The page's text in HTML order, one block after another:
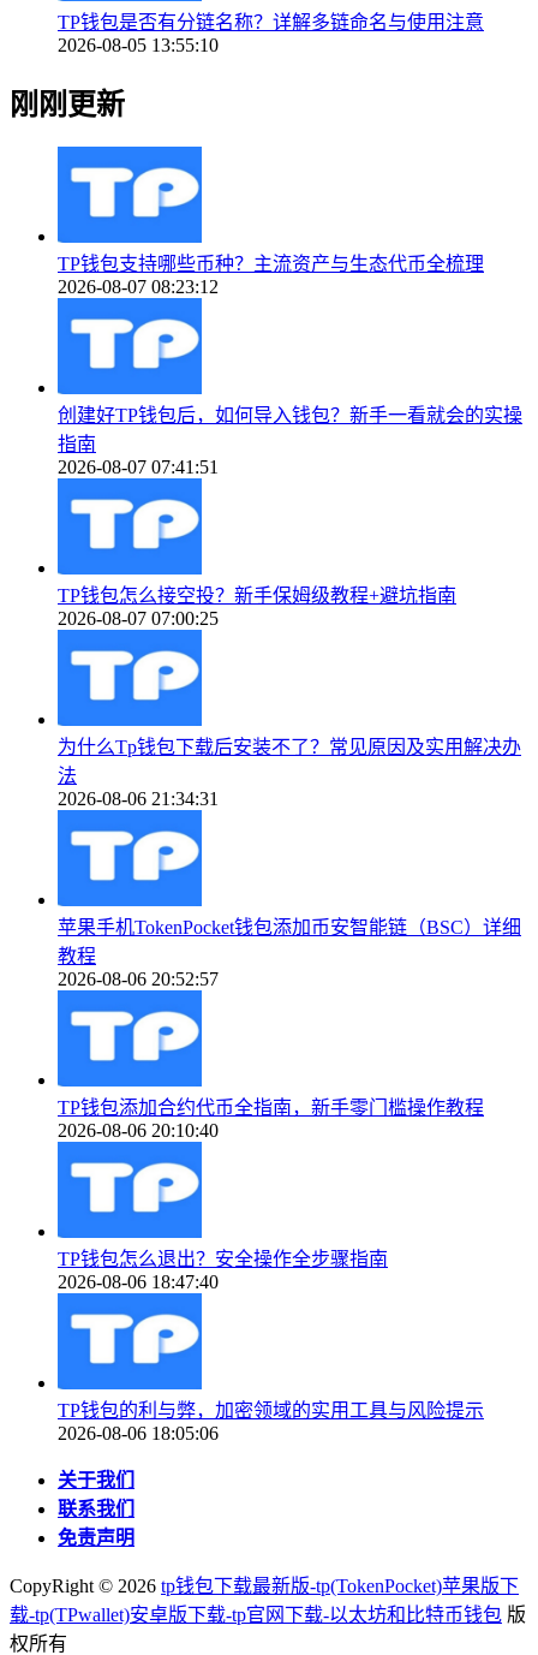
TP钱包是否有分链名称？详解多链命名与使用注意
2026-08-05 13:55:10
刚刚更新
TP钱包支持哪些币种？主流资产与生态代币全梳理
2026-08-07 08:23:12
创建好TP钱包后，如何导入钱包？新手一看就会的实操
指南
2026-08-07 07:41:51
TP钱包怎么接空投？新手保姆级教程+避坑指南
2026-08-07 07:00:25
为什么Tp钱包下载后安装不了？常见原因及实用解决办
法
2026-08-06 21:34:31
苹果手机TokenPocket钱包添加币安智能链（BSC）详细
教程
2026-08-06 20:52:57
TP钱包添加合约代币全指南，新手零门槛操作教程
2026-08-06 20:10:40
TP钱包怎么退出？安全操作全步骤指南
2026-08-06 18:47:40
TP钱包的利与弊，加密领域的实用工具与风险提示
2026-08-06 18:05:06
关于我们
联系我们
免责声明
CopyRight © 2026 tp钱包下载最新版-tp(TokenPocket)苹果版下
载-tp(TPwallet)安卓版下载-tp官网下载-以太坊和比特币钱包 版
权所有